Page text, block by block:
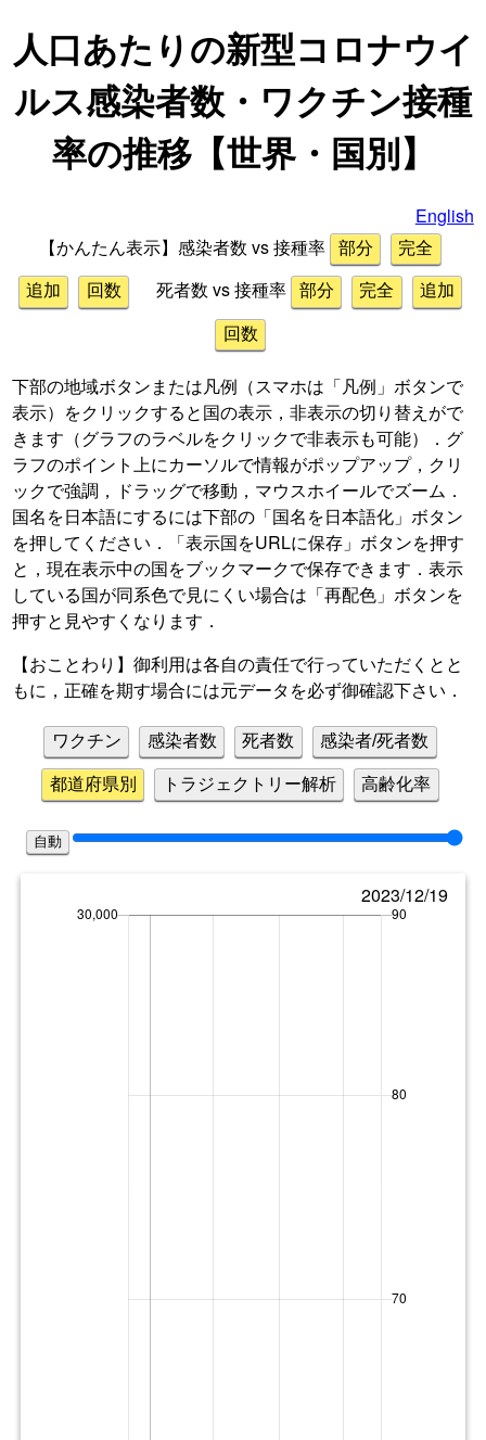
人口あたりの新型コロナウイ
ルス感染者数・ワクチン接種
率の推移【世界・国別】
English
【かんたん表示】感染者数 vs 接種率
部分 完全
追加 回数 死者数 vs 接種率 部分 完全 追加
回数
下部の地域ボタンまたは凡例（スマホは「凡例」ボタンで
表示）をクリックすると国の表示，非表示の切り替えがで
きます（グラフのラベルをクリックで非表示も可能）．グ
ラフのポイント上にカーソルで情報がポップアップ，クリ
ックで強調，ドラッグで移動，マウスホイールでズーム．
国名を日本語にするには下部の「国名を日本語化」ボタン
を押してください．「表示国をURLに保存」ボタンを押す
と，現在表示中の国をブックマークで保存できます．表示
している国が同系色で見にくい場合は「再配色」ボタンを
押すと見やすくなります．
【おことわり】御利用は各自の責任で行っていただくとと
もに，正確を期す場合には元データを必ず御確認下さい．
ワクチン 感染者数 死者数 感染者/死者数
都道府県別 トラジェクトリー解析 高齢化率
自動
2023/12/19